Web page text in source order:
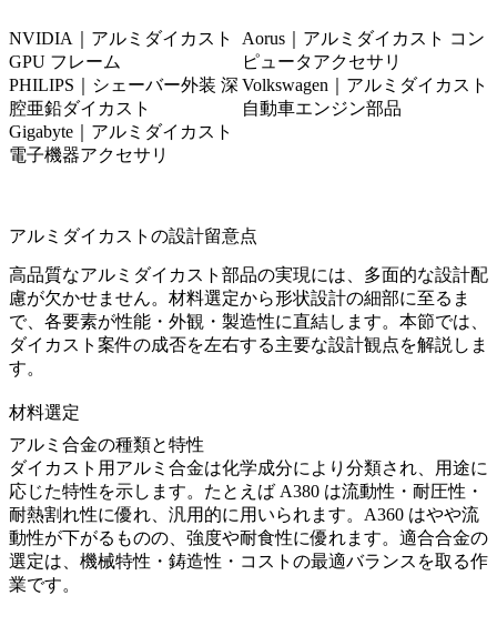
NVIDIA｜アルミダイカスト
GPU フレーム
Aorus｜アルミダイカスト コン
ピュータアクセサリ
PHILIPS｜シェーバー外装 深
腔亜鉛ダイカスト
Volkswagen｜アルミダイカスト
自動車エンジン部品
Gigabyte｜アルミダイカスト
電子機器アクセサリ
アルミダイカストの設計留意点
高品質なアルミダイカスト部品の実現には、多面的な設計配
慮が欠かせません。材料選定から形状設計の細部に至るま
で、各要素が性能・外観・製造性に直結します。本節では、
ダイカスト案件の成否を左右する主要な設計観点を解説しま
す。
材料選定
アルミ合金の種類と特性
ダイカスト用アルミ合金は化学成分により分類され、用途に
応じた特性を示します。たとえば A380 は流動性・耐圧性・
耐熱割れ性に優れ、汎用的に用いられます。A360 はやや流
動性が下がるものの、強度や耐食性に優れます。適合合金の
選定は、機械特性・鋳造性・コストの最適バランスを取る作
業です。